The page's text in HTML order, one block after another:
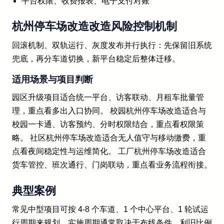
杭州停车场改造改造风险控制机制
回滚机制、双轨运行、灰度发布并行执行：先保留旧系统
兜底，再分车道切换，新平台稳定后整体迁移。
适用场景与项目判断
园区升级项目适合统一平台、访客联动、月租车批量管
理，重点看多出入口协同。 校园杭州停车场改造适合与
校园一卡通、访客预约、分时权限结合，重点看权限策
略。 社区杭州停车场改造适合无人值守与移动缴费，重
点看夜间稳定性与运维简化。 工厂杭州停车场改造适合
货车管控、班次通行、门岗联动，重点看业务流程衔接。
典型案例
常见中型项目可按 4-8 个车道、1 个中心平台、1 轮试运